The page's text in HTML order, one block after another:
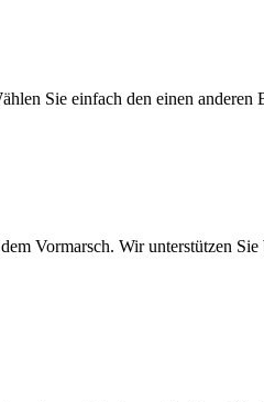
Sie einfach den einen
Vormarsch. Wir unterstützen